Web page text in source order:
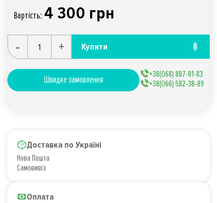
Вартiсть: 4 300 грн
- + Купити
Швидке замовлення
+38(068) 887-81-83
+38(066) 582-38-89
Доставка по Україні
Нова Пошта
Самовивіз
Оплата